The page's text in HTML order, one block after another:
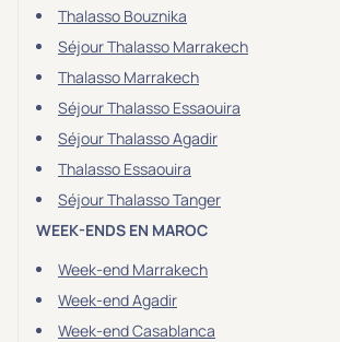
Thalasso Bouznika
Séjour Thalasso Marrakech
Thalasso Marrakech
Séjour Thalasso Essaouira
Séjour Thalasso Agadir
Thalasso Essaouira
Séjour Thalasso Tanger
WEEK-ENDS EN MAROC
Week-end Marrakech
Week-end Agadir
Week-end Casablanca